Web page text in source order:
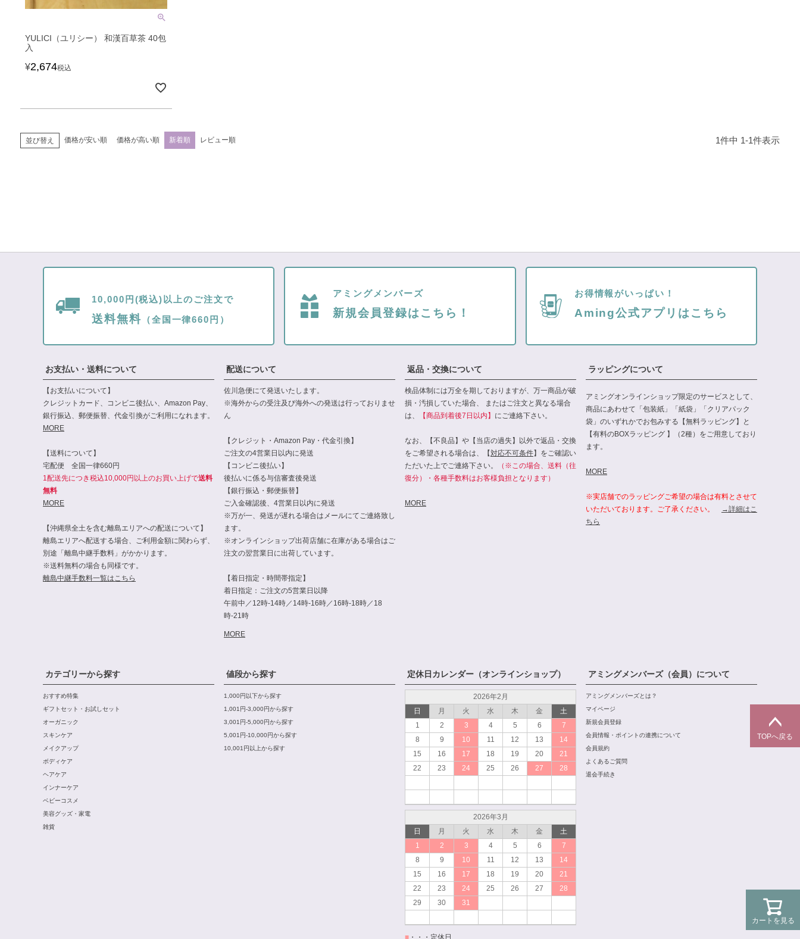
YULICI（ユリシー） 和漢百草茶 40包
入
¥2,674税込
並び替え 価格が安い順 価格が高い順 新着順 レビュー順 1件中 1-1件表示
カートを見る
TOPへ戻る
10,000円(税込)以上のご注文で
送料無料 （全国一律660円）
アミングメンバーズ
新規会員登録はこちら！
お得情報がいっぱい！
Aming公式アプリはこちら
お支払い・送料について
【お支払いについて】
クレジットカード、コンビニ後払い、Amazon Pay、
銀行振込、郵便振替、代金引換がご利用になれます。
MORE
【送料について】
宅配便 全国一律660円
1配送先につき税込10,000円以上のお買い上げで送料
無料
MORE
【沖縄県全土を含む離島エリアへの配送について】
離島エリアへ配送する場合、ご利用金額に関わらず、
別途「離島中継手数料」がかかります。
※送料無料の場合も同様です。
離島中継手数料一覧はこちら
配送について
佐川急便にて発送いたします。
※海外からの受注及び海外への発送は行っておりませ
ん
【クレジット・Amazon Pay・代金引換】
ご注文の4営業日以内に発送
【コンビニ後払い】
後払いに係る与信審査後発送
【銀行振込・郵便振替】
ご入金確認後、4営業日以内に発送
※万が一、発送が遅れる場合はメールにてご連絡致し
ます。
※オンラインショップ出荷店舗に在庫がある場合はご
注文の翌営業日に出荷しています。
【着日指定・時間帯指定】
着日指定：ご注文の5営業日以降
午前中／12時-14時／14時-16時／16時-18時／18
時-21時
MORE
返品・交換について
検品体制には万全を期しておりますが、万一商品が破
損・汚損していた場合、 またはご注文と異なる場合
は、
【商品到着後7日以内】 にご連絡下さい。
なお、【不良品】や【当店の過失】以外で返品・交換
をご希望される場合は、【対応不可条件】をご確認い
ただいた上でご連絡下さい。
（※この場合、送料（往
復分）・各種手数料はお客様負担となります）
MORE
ラッピングについて
アミングオンラインショップ限定のサービスとして、
商品にあわせて「包装紙」「紙袋」「クリアパック
袋」のいずれかでお包みする【無料ラッピング】と
【有料のBOXラッピング 】（2種）をご用意しており
ます。
MORE
※実店舗でのラッピングご希望の場合は有料とさせて
いただいております。ご了承ください。
→詳細はこ
ちら
カテゴリーから探す
おすすめ特集
ギフトセット・お試しセット
オーガニック
スキンケア
メイクアップ
ボディケア
ヘアケア
インナーケア
ベビーコスメ
美容グッズ・家電
雑貨
値段から探す
1,000円以下から探す
1,001円-3,000円から探す
3,001円-5,000円から探す
5,001円-10,000円から探す
10,001円以上から探す
定休日カレンダー（オンラインショップ）
2026年2月
日
月 火 水 木 金
土
1
2 3 4 5 6
7
8
9 10 11 12 13
14
15
16 17 18 19 20
21
22
23 24 25 26 27 28
2026年3月
日
月 火 水 木 金
土
1
2 3 4 5 6
7
8
9 10 11 12 13
14
15
16 17 18 19 20
21
22
23 24 25 26 27
28
29
30 31
アミングメンバーズ（会員）について
アミングメンバーズとは？
マイページ
新規会員登録
会員情報・ポイントの連携について
会員規約
よくあるご質問
退会手続き